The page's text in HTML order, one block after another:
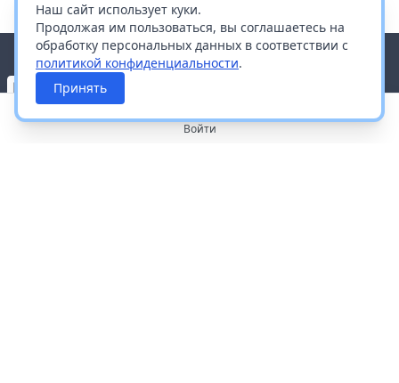
Наш сайт использует куки.
Продолжая им пользоваться, вы соглашаетесь на
обработку персональных данных в соответствии с
политикой конфиденциальности.
Принять
Войти